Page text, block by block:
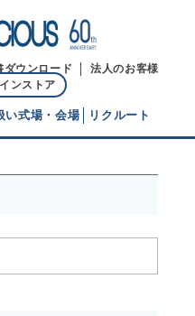
ダウンロード
法人のお客様
ンストア
い式場・会場 リクルート
わせ